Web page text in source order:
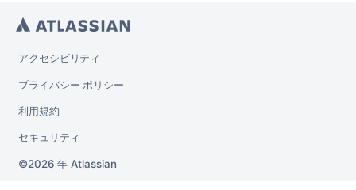
アクセシビリティ
プライバシー ポリシー
利用規約
セキュリティ
2026 年 Atlassian